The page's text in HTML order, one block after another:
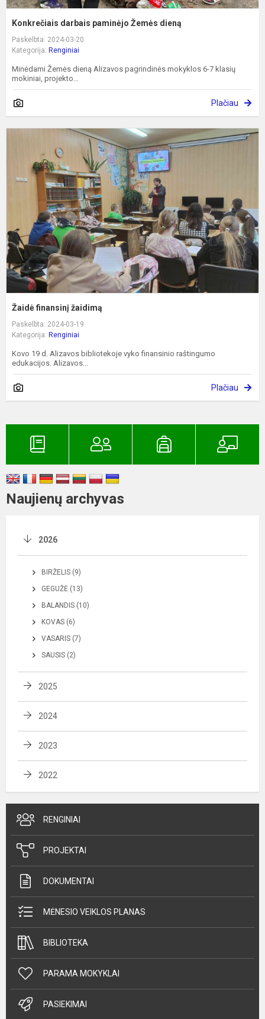
Konkrečiais darbais paminėjo Žemės dieną
Paskelbta: 2024-03-20
Kategorija: Renginiai
Minėdami Žemės dieną Alizavos pagrindinės mokyklos 6-7 klasių
mokiniai, projekto...
Plačiau
Žaidė finansinį žaidimą
Paskelbta: 2024-03-19
Kategorija: Renginiai
Kovo 19 d. Alizavos bibliotekoje vyko finansinio raštingumo
edukacijos. Alizavos...
Plačiau
Naujienų archyvas
2026
BIRŽELIS (9)
GEGUŽĖ (13)
BALANDIS (10)
KOVAS (6)
VASARIS (7)
SAUSIS (2)
2025
2024
2023
2022
RENGINIAI
PROJEKTAI
DOKUMENTAI
MĖNESIO VEIKLOS PLANAS
BIBLIOTEKA
PARAMA MOKYKLAI
PASIEKIMAI